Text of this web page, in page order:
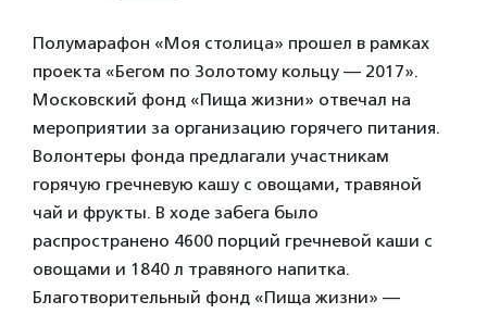
Полумарафон «Моя столица» прошел в рамках
проекта «Бегом по Золотому кольцу — 2017».
Московский фонд «Пища жизни» отвечал на
мероприятии за организацию горячего питания.
Волонтеры фонда предлагали участникам
горячую гречневую кашу с овощами, травяной
чай и фрукты. В ходе забега было
распространено 4600 порций гречневой каши с
овощами и 1840 л травяного напитка.
Благотворительный фонд «Пища жизни» —